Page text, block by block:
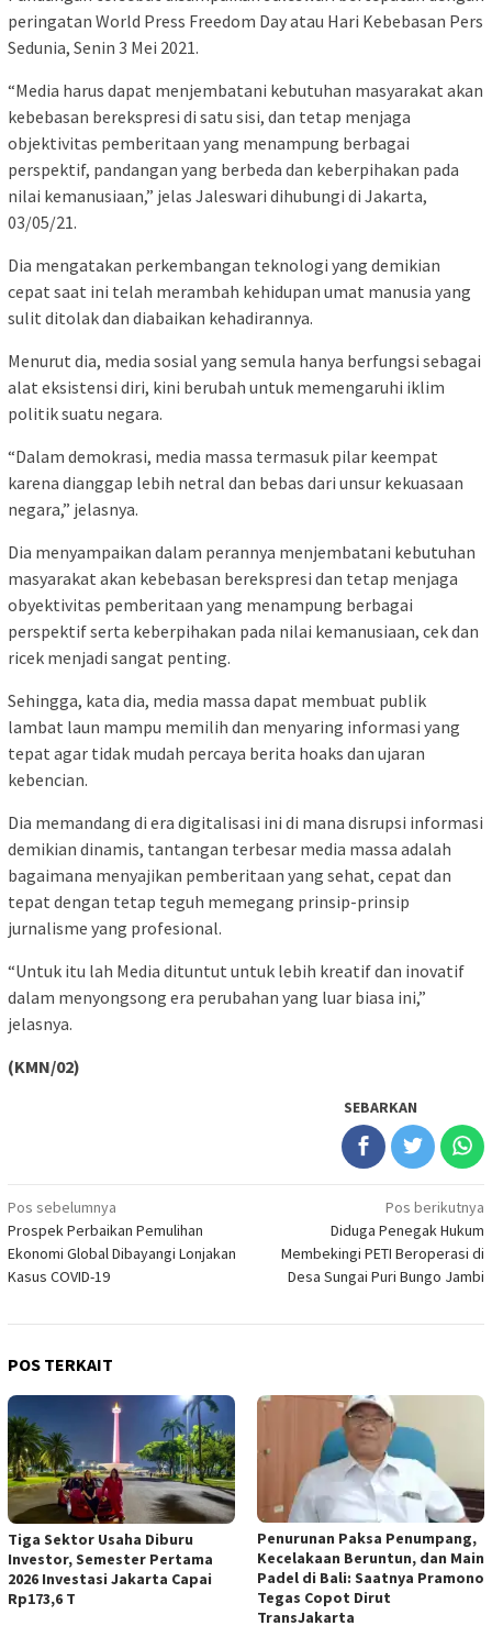
peringatan World Press Freedom Day atau Hari Kebebasan Pers
Sedunia, Senin 3 Mei 2021.
“Media harus dapat menjembatani kebutuhan masyarakat akan
kebebasan berekspresi di satu sisi, dan tetap menjaga
objektivitas pemberitaan yang menampung berbagai
perspektif, pandangan yang berbeda dan keberpihakan pada
nilai kemanusiaan,” jelas Jaleswari dihubungi di Jakarta,
03/05/21.
Dia mengatakan perkembangan teknologi yang demikian
cepat saat ini telah merambah kehidupan umat manusia yang
sulit ditolak dan diabaikan kehadirannya.
Menurut dia, media sosial yang semula hanya berfungsi sebagai
alat eksistensi diri, kini berubah untuk memengaruhi iklim
politik suatu negara.
“Dalam demokrasi, media massa termasuk pilar keempat
karena dianggap lebih netral dan bebas dari unsur kekuasaan
negara,” jelasnya.
Dia menyampaikan dalam perannya menjembatani kebutuhan
masyarakat akan kebebasan berekspresi dan tetap menjaga
obyektivitas pemberitaan yang menampung berbagai
perspektif serta keberpihakan pada nilai kemanusiaan, cek dan
ricek menjadi sangat penting.
Sehingga, kata dia, media massa dapat membuat publik
lambat laun mampu memilih dan menyaring informasi yang
tepat agar tidak mudah percaya berita hoaks dan ujaran
kebencian.
Dia memandang di era digitalisasi ini di mana disrupsi informasi
demikian dinamis, tantangan terbesar media massa adalah
bagaimana menyajikan pemberitaan yang sehat, cepat dan
tepat dengan tetap teguh memegang prinsip-prinsip
jurnalisme yang profesional.
“Untuk itu lah Media dituntut untuk lebih kreatif dan inovatif
dalam menyongsong era perubahan yang luar biasa ini,”
jelasnya.
(KMN/02)
SEBARKAN
Navigasi
pos
Pos sebelumnya
Prospek Perbaikan Pemulihan
Ekonomi Global Dibayangi Lonjakan
Kasus COVID-19
Pos berikutnya
Diduga Penegak Hukum
Membekingi PETI Beroperasi di
Desa Sungai Puri Bungo Jambi
POS TERKAIT
Tiga Sektor Usaha Diburu
Investor, Semester Pertama
2026 Investasi Jakarta Capai
Rp173,6 T
Penurunan Paksa Penumpang,
Kecelakaan Beruntun, dan Main
Padel di Bali: Saatnya Pramono
Tegas Copot Dirut
TransJakarta